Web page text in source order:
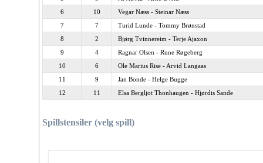
6
10
Vegar Næss - Steinar Næss
7
7
Turid Lunde - Tommy Brønstad
8
2
Bjørg Tvinnereim - Terje Ajaxon
9
4
Ragnar Olsen - Rune Røgeberg
10
6
Ole Marius Rise - Arvid Langaas
11
9
Jan Bonde - Helge Bugge
12
11 Elsa Bergljot Thonhaugen - Hjørdis Sande
Spillstensiler (velg spill)